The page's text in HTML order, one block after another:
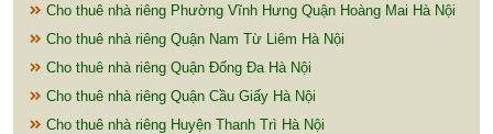
Cho thuê nhà riêng Phường Vĩnh Hưng Quận Hoàng Mai Hà Nội
Cho thuê nhà riêng Quận Nam Từ Liêm Hà Nội
Cho thuê nhà riêng Quận Đống Đa Hà Nội
Cho thuê nhà riêng Quận Cầu Giấy Hà Nội
Cho thuê nhà riêng Huyện Thanh Trì Hà Nội